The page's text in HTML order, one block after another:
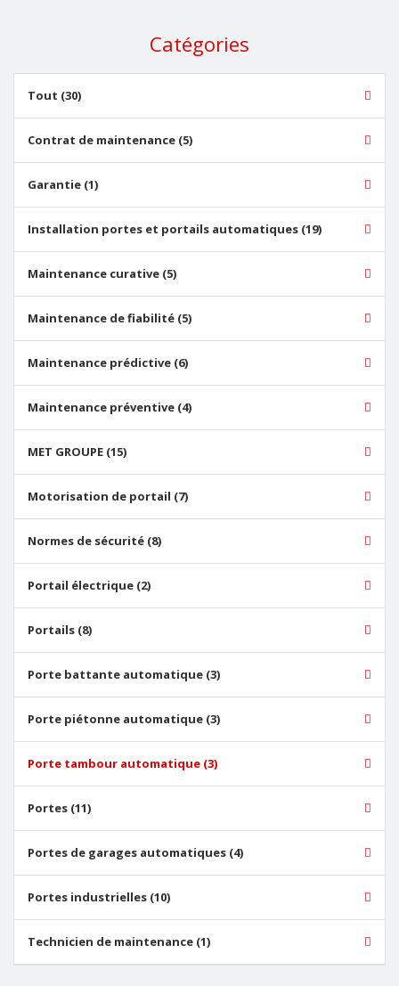
Catégories
Tout (30)
Contrat de maintenance (5)
Garantie (1)
Installation portes et portails automatiques (19)
Maintenance curative (5)
Maintenance de fiabilité (5)
Maintenance prédictive (6)
Maintenance préventive (4)
MET GROUPE (15)
Motorisation de portail (7)
Normes de sécurité (8)
Portail électrique (2)
Portails (8)
Porte battante automatique (3)
Porte piétonne automatique (3)
Porte tambour automatique (3)
Portes (11)
Portes de garages automatiques (4)
Portes industrielles (10)
Technicien de maintenance (1)